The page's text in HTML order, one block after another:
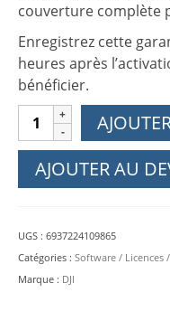
couverture complète
Enregistrez cette
heures après
bénéficier.
quantité
de
Care
DJI
Mavic
4
AJOUTER AU
UGS : 6937224109865
Catégories : Software / Licences
Marque : DJI